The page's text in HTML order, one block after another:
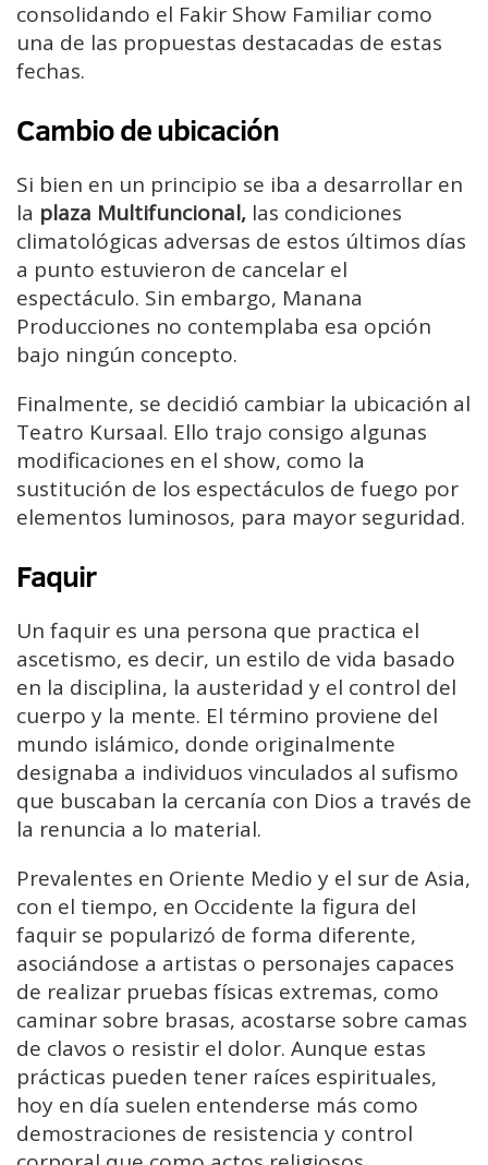
consolidando el Fakir Show Familiar como
una de las propuestas destacadas de estas
fechas.
Cambio de ubicación
Si bien en un principio se iba a desarrollar en
la plaza Multifuncional, las condiciones
climatológicas adversas de estos últimos días
a punto estuvieron de cancelar el
espectáculo. Sin embargo, Manana
Producciones no contemplaba esa opción
bajo ningún concepto.
Finalmente, se decidió cambiar la ubicación al
Teatro Kursaal. Ello trajo consigo algunas
modificaciones en el show, como la
sustitución de los espectáculos de fuego por
elementos luminosos, para mayor seguridad.
Faquir
Un faquir es una persona que practica el
ascetismo, es decir, un estilo de vida basado
en la disciplina, la austeridad y el control del
cuerpo y la mente. El término proviene del
mundo islámico, donde originalmente
designaba a individuos vinculados al sufismo
que buscaban la cercanía con Dios a través de
la renuncia a lo material.
Prevalentes en Oriente Medio y el sur de Asia,
con el tiempo, en Occidente la figura del
faquir se popularizó de forma diferente,
asociándose a artistas o personajes capaces
de realizar pruebas físicas extremas, como
caminar sobre brasas, acostarse sobre camas
de clavos o resistir el dolor. Aunque estas
prácticas pueden tener raíces espirituales,
hoy en día suelen entenderse más como
demostraciones de resistencia y control